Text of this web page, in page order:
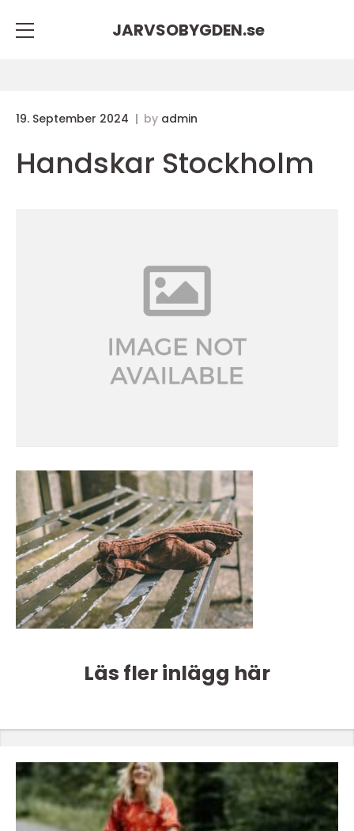
JARVSOBYGDEN.se
19. September 2024 by admin
Handskar Stockholm
Läs fler inlägg här